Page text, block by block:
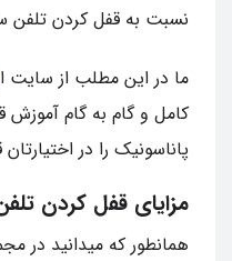
نسبت به قفل کردن تلفن
ما در این مطلب از سایت
کامل و گام به گام آموزش
پاناسونیک را در
مزایای قفل کردن
همانطور که میدانید در